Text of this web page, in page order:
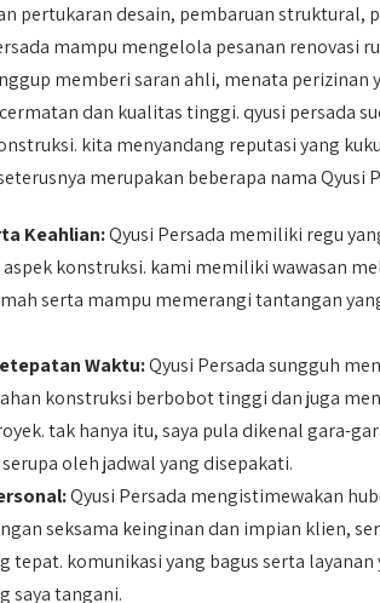
pertukaran desain, pembaruan struktural,
mampu mengelola pesanan renovasi
memberi saran ahli, menata perizinan
dan kualitas tinggi. qyusi persada
kita menyandang reputasi yang
merupakan beberapa nama
Keahlian:Qyusi Persada memiliki regu
konstruksi. kami memiliki wawasan
serta mampu memerangi tantangan
Waktu:Qyusi Persada sungguh
konstruksi berbobot tinggi dan juga
tak hanya itu, saya pula dikenal gara-
oleh jadwal yang disepakati.
Qyusi Persada mengistimewakan
seksama keinginan dan impian klien,
tepat. komunikasi yang bagus serta
saya tangani.